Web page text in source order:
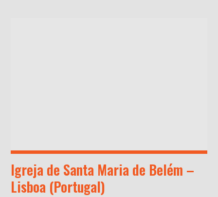
Igreja de Santa Maria de Belém –
Lisboa (Portugal)